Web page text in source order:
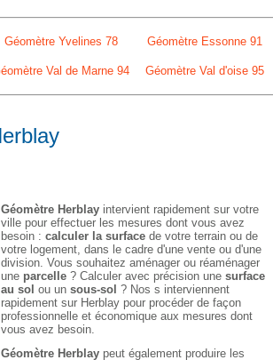
Géomètre Yvelines 78 Géomètre Essonne 91
Val de Marne 94 Géomètre Val d'oise 95
Géomètre Herblay intervient rapidement sur votre
ville pour effectuer les mesures dont vous avez
besoin : calculer la surface de votre terrain ou de
votre logement, dans le cadre d'une vente ou d'une
division. Vous souhaitez aménager ou réaménager
une parcelle ? Calculer avec précision une surface
au sol ou un sous-sol ? Nos s interviennent
rapidement sur Herblay pour procéder de façon
professionnelle et économique aux mesures dont
vous avez besoin.
Géomètre Herblay peut également produire les